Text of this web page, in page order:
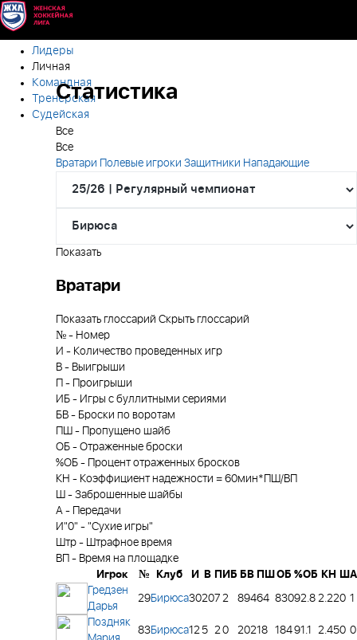
Лидеры
Личная
Командная
Тренерская
Судейская
Статистика
Все
Все
Вратари Полевые игроки Защитники Нападающие
Показать
Вратари
Показать глоссарий Скрыть глоссарий
№ - Номер
И - Количество проведенных игр
В - Выигрыши
-
Проигрыши
ИБ - Игры с буллитными сериями
БВ - Броски по воротам
ПШ -
Пропущено шайб
ОБ - Отраженные броски
%ОБ -
Процент отраженных бросков
КН - Коэффициент надежности = 60мин*ПШ/ВП
Ш - Заброшенные шайбы
А -
Передачи
И"0" - "Сухие игры"
Штр - Штрафное время
ВП
- Время на площадке
Игрок
№ Клуб И В П ИБ БВ ПШ ОБ %ОБ КН ША
Гредзен
Дарья
29Бирюса30207 2 89464 83092.8 2.220 1
Поздняк
83Бирюса12 5 20 20218 18491.1 2.450 0